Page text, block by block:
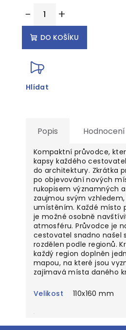
cena:
+
−
DO KOŠÍKU
Hlídat
Popis Hodnocení
Kompaktní průvodce,
kapsy každého
do architektury. Zkrátka
po objevování nových
rukopisem významných
zaujmou svým
umístěním. Každé místo
je možné osobně
atmosféru. Průvodce je
cestovatel snadno našel
rozdělen podle regionů.
každý region doplněn
mapou, na které jsou
zajímavá místa daného
Velikost 110x160 mm